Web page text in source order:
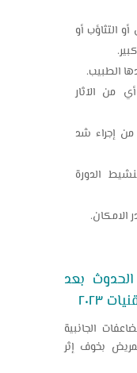
التثاؤب أو
الطبيب.
من الآثار
من إجراء شد
الدورة
الامكان.
الحدوث بعد
٢٠٢٣
الجانبية
بخوف إثر